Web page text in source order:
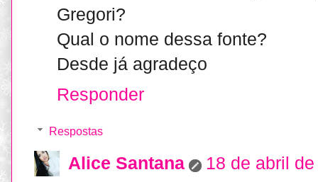
Gregori?
Qual o nome dessa fonte?
Desde já agradeço
Responder
Respostas
Alice Santana
18 de abril